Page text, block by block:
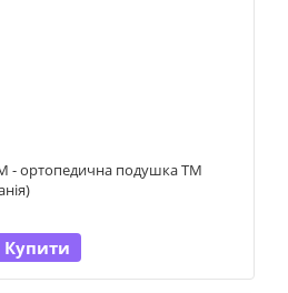
- ортопедична подушка ТМ
Купити